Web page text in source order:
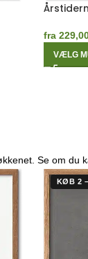
fra
VÆLG
Se om du
KØB 2